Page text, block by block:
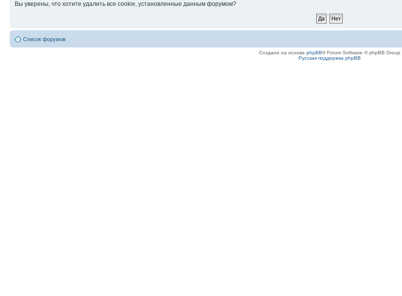
Вы уверены, что хотите удалить все cookie, установленные данным форумом?
Список форумов
Создано на основе phpBB® Forum Software © phpBB Group
Русская поддержка phpBB